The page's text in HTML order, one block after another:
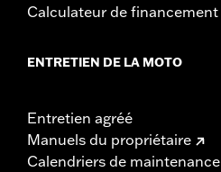
Calculateur de financement
ENTRETIEN DE LA MOTO
Entretien agréé
Manuels du propriétaire
Calendriers de maintenance